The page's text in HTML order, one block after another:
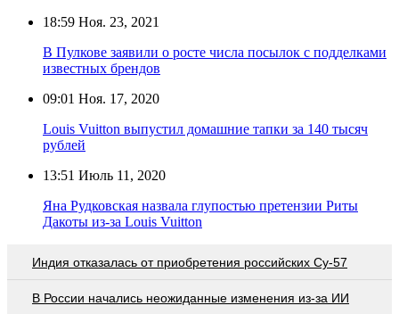
18:59 Ноя. 23, 2021
В Пулкове заявили о росте числа посылок с подделками
известных брендов
09:01 Ноя. 17, 2020
Louis Vuitton выпустил домашние тапки за 140 тысяч
рублей
13:51 Июль 11, 2020
Яна Рудковская назвала глупостью претензии Риты
Дакоты из-за Louis Vuitton
Индия отказалась от приобретения российских Су-57
В России начались неожиданные изменения из-за ИИ